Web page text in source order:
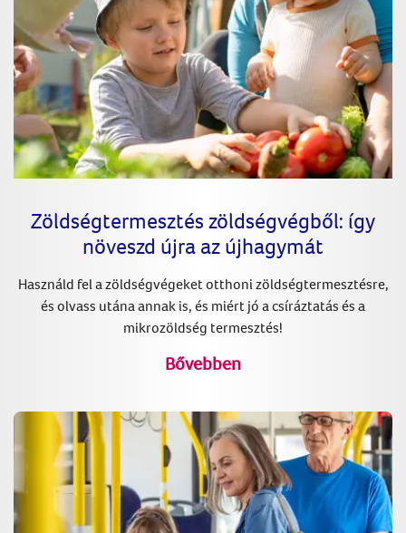
Zöldségtermesztés zöldségvégből: így
növeszd újra az újhagymát
Használd fel a zöldségvégeket otthoni zöldségtermesztésre,
és olvass utána annak is, és miért jó a csíráztatás és a
mikrozöldség termesztés!
Bővebben